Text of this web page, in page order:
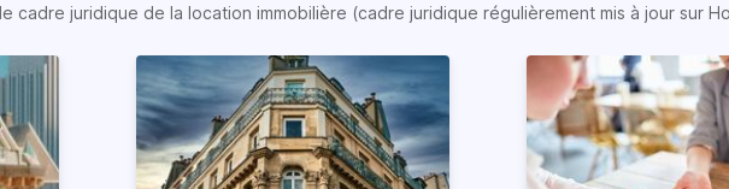
cadre juridique de la location immobilière (cadre juridique régulièrement mis à jour sur